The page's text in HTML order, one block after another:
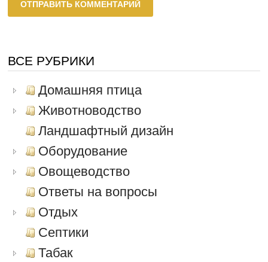
ВСЕ РУБРИКИ
Домашняя птица
Животноводство
Ландшафтный дизайн
Оборудование
Овощеводство
Ответы на вопросы
Отдых
Септики
Табак